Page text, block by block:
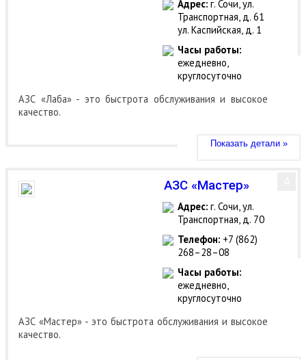
Адрес: г. Сочи, ул.
Транспортная, д. 61
ул. Каспийская, д. 1
Часы работы:
ежедневно,
круглосуточно
АЗС «Лаба» - это быстрота обслуживания и высокое
качество.
Показать детали »
АЗС «Мастер»
Адрес: г. Сочи, ул.
Транспортная, д. 70
Телефон: +7 (862)
268–28–08
Часы работы:
ежедневно,
круглосуточно
АЗС «Мастер» - это быстрота обслуживания и высокое
качество.